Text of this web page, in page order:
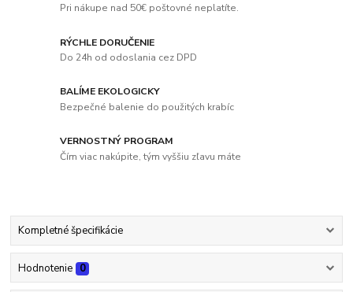
Pri nákupe nad 50€ poštovné neplatíte.
RÝCHLE DORUČENIE
Do 24h od odoslania cez DPD
BALÍME EKOLOGICKY
Bezpečné balenie do použitých krabíc
VERNOSTNÝ PROGRAM
Čím viac nakúpite, tým vyššiu zľavu máte
Kompletné špecifikácie
Hodnotenie 0